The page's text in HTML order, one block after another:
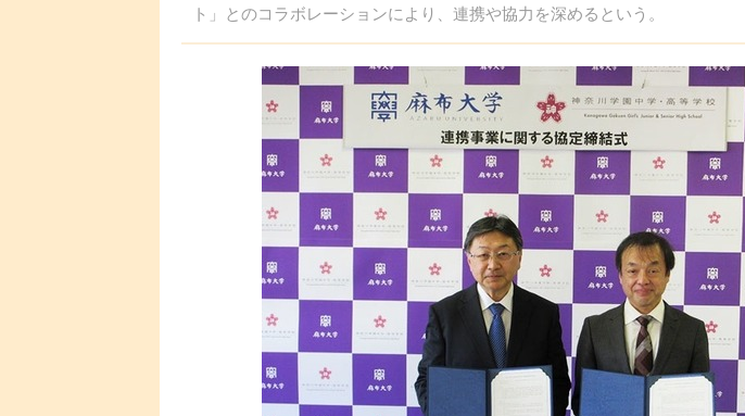
ト」とのコラボレーションにより、連携や協力を深めるという。